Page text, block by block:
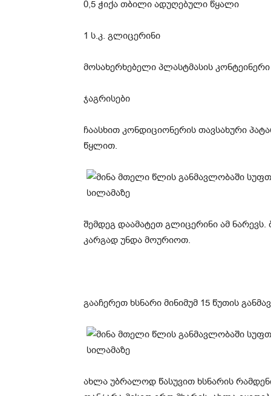
0,5 ჭიქა თბილი ადუღებული წყალი
1 ს.კ. გლიცერინი
მოსახერხებელი პლასტმასის კონტეინერი
ჯაგრისები
ჩაასხით კონდიციონერის თავსახური
წყლით.
შემდეგ დაამატეთ გლიცერინი ამ
კარგად უნდა მოურიოთ.
გააჩერეთ ხსნარი მინიმუმ 15 წუთის
ახლა უბრალოდ წასუვით ხსნარის